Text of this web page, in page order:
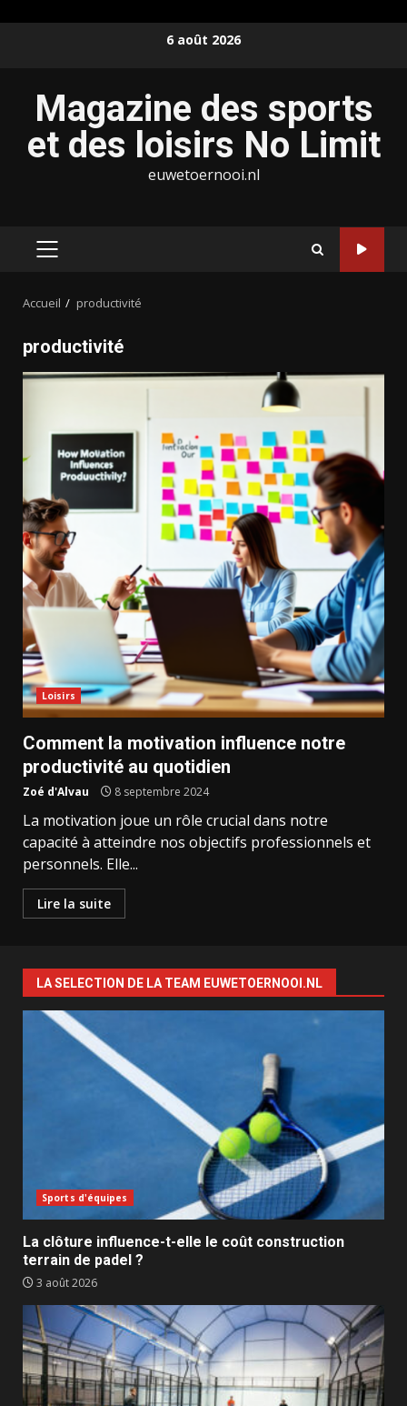
6 août 2026
Magazine des sports
et des loisirs No Limit
euwetoernooi.nl
MENU
Accueil productivité
productivité
Loisirs
Comment la motivation influence notre
productivité au quotidien
Zoé d'Alvau 8 septembre 2024
La motivation joue un rôle crucial dans notre
capacité à atteindre nos objectifs professionnels et
personnels. Elle...
Lire la suite
LA SELECTION DE LA TEAM EUWETOERNOOI.NL
Sports d'équipes
La clôture influence-t-elle le coût construction
terrain de padel ?
3 août 2026